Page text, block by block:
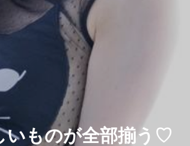
年12/15号